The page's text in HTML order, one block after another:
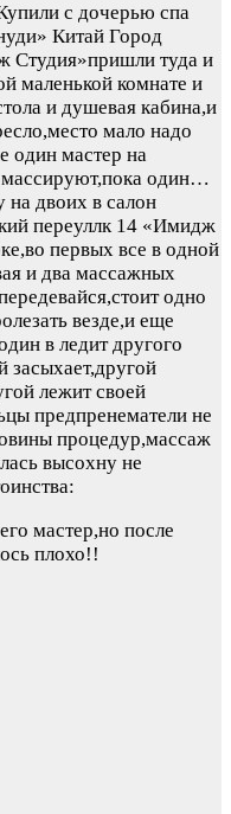
с дочерью спа
Китай Город
Студия»пришли туда и
маленькой комнате и
и душевая кабина,и
мало надо
один мастер на
массируют,пока один…
двоих в салон
переуллк 14 «Имидж
первых все в одной
и два массажных
одно
везде,и еще
в ледит другого
засыхает,другой
лежит своей
предпренематели не
процедур,массаж
высохну не
мастер,но после
плохо!!